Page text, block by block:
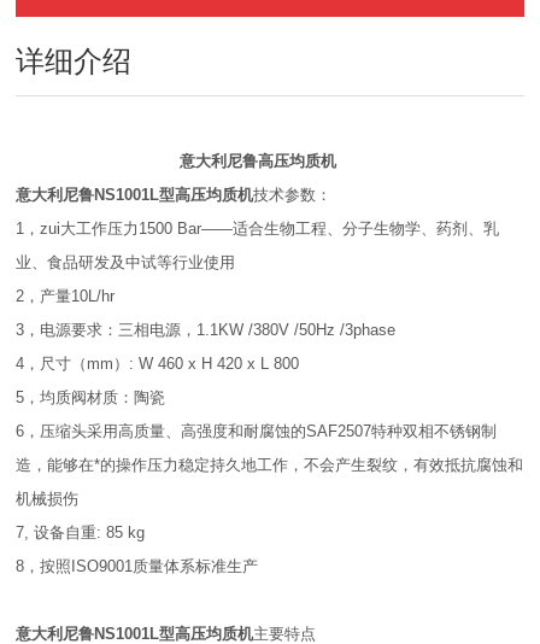
详细介绍
意大利尼鲁高压均质机
意大利尼鲁NS1001L型高压均质机技术参数：
1，zui大工作压力1500 Bar——适合生物工程、分子生物学、药剂、乳
业、食品研发及中试等行业使用
2，产量10L/hr
3，电源要求：三相电源，1.1KW /380V /50Hz /3phase
4，尺寸（mm）: W 460 x H 420 x L 800
5，均质阀材质：陶瓷
6，压缩头采用高质量、高强度和耐腐蚀的SAF2507特种双相不锈钢制
造，能够在*的操作压力稳定持久地工作，不会产生裂纹，有效抵抗腐蚀和
机械损伤
7, 设备自重: 85 kg
8，按照ISO9001质量体系标准生产
意大利尼鲁NS1001L型高压均质机主要特点